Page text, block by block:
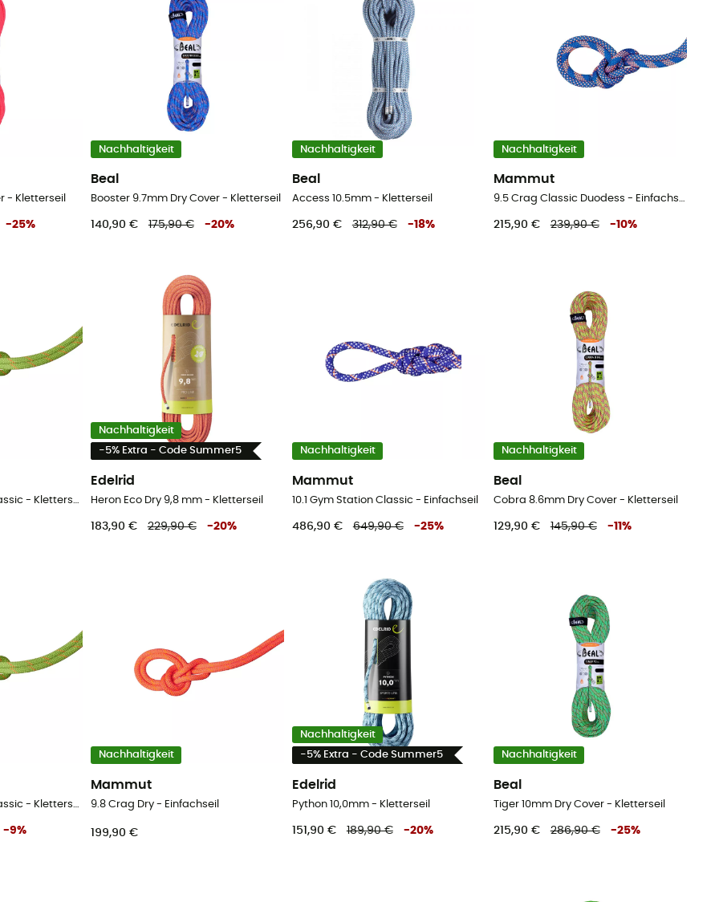
- Kletterseil
-25%
Nachhaltigkeit
Beal
Booster 9.7mm Dry Cover - Kletterseil
140,90 € 175,90 € -20%
Nachhaltigkeit
Beal
Access 10.5mm - Kletterseil
256,90 € 312,90 € -18%
Nachhaltigkeit
Mammut
9.5 Crag Classic Duodess - Einfachseil
215,90 € 239,90 € -10%
9.8 Crag Recycled Classic - Kletterseil
Nachhaltigkeit
-5% Extra - Code Summer5
Edelrid
Heron Eco Dry 9,8 mm - Kletterseil
183,90 € 229,90 € -20%
Nachhaltigkeit
Mammut
10.1 Gym Station Classic - Einfachseil
486,90 € 649,90 € -25%
Nachhaltigkeit
Beal
Cobra 8.6mm Dry Cover - Kletterseil
129,90 € 145,90 € -11 %
9.8 Crag Recycled Classic - Kletterseil
-9%
Nachhaltigkeit
Mammut
9.8 Crag Dry - Einfachseil
199,90 €
Nachhaltigkeit
-5% Extra - Code Summer5
Edelrid
Python 10,0mm - Kletterseil
151,90 € 189,90 € -20%
Nachhaltigkeit
Beal
Tiger 10mm Dry Cover - Kletterseil
215,90 € 286,90 € -25%